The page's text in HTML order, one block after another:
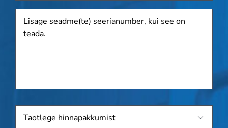
seadme(te)
seerianumber,
hinnapakkumist
